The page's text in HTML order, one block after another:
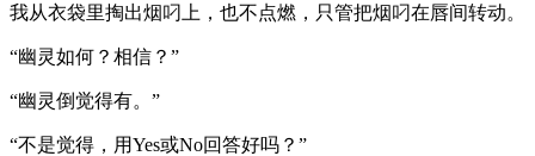
我从衣袋里掏出烟叼上，也不点燃，只管把烟叼在唇间转动。
“幽灵如何？相信？”
“幽灵倒觉得有。”
“不是觉得，用Yes或No回答好吗？”